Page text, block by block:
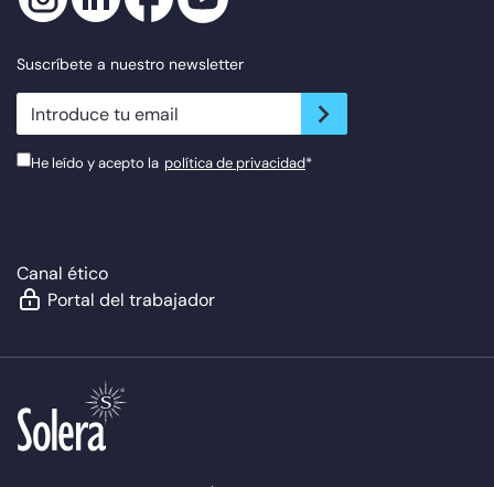
Suscríbete a nuestro newsletter
newsletter.suscribe
He leído y acepto la política de privacidad*
Canal ético
Portal del trabajador